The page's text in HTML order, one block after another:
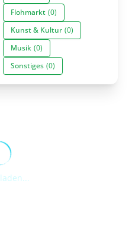
Flohmarkt (0)
Kunst & Kultur (0)
Musik (0)
Sonstiges (0)